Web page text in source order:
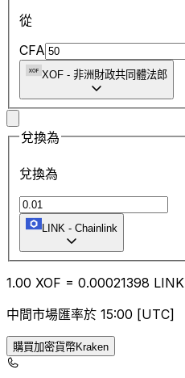
從
CFA
XOF - 非洲財政共同體法郎
兌換為
兌換為
LINK - Chainlink
1.00 XOF = 0.00021398 LINK
中間市場匯率於 15:00 [UTC]
購買加密貨幣Kraken